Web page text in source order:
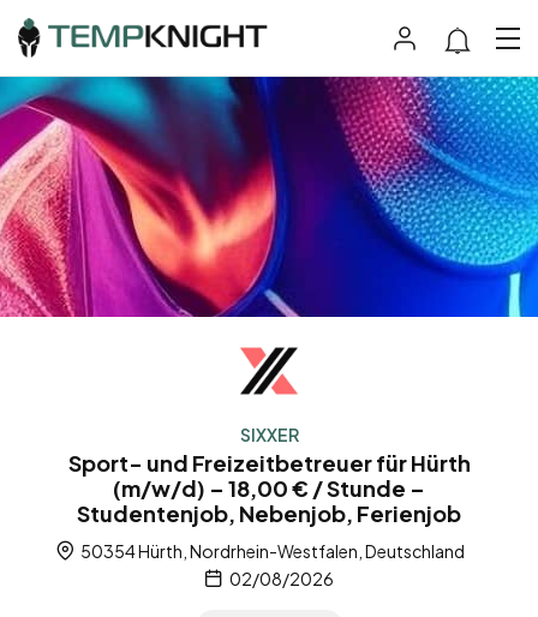
SIXXER
Sport- und Freizeitbetreuer für Hürth
(m/w/d) – 18,00 € / Stunde –
Studentenjob, Nebenjob, Ferienjob
50354 Hürth, Nordrhein-Westfalen, Deutschland
02/08/2026